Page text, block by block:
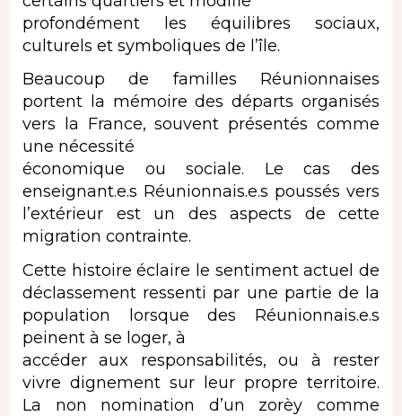
profondément les équilibres sociaux,
culturels et symboliques de l’île.
Beaucoup de familles Réunionnaises
portent la mémoire des départs organisés
vers la France, souvent présentés comme
une nécessité
économique ou sociale. Le cas des
enseignant.e.s Réunionnais.e.s poussés vers
l’extérieur est un des aspects de cette
migration contrainte.
Cette histoire éclaire le sentiment actuel de
déclassement ressenti par une partie de la
population lorsque des Réunionnais.e.s
peinent à se loger, à
accéder aux responsabilités, ou à rester
vivre dignement sur leur propre territoire.
La non nomination d’un zorèy comme